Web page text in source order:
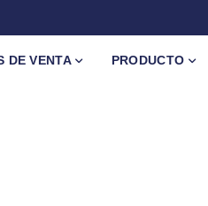
DE VENTA PRODUCTO